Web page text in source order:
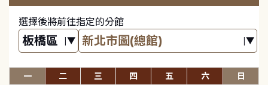
選擇後將前往指定的分館
一 二 三 四 五 六 日